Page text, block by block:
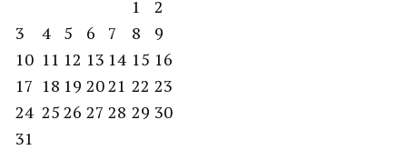
1
2
3
4 5 6 7 8
9
10 11 12 13 14 15 16
17 18 19 2021 22 23
24 25 26 27 28 29 30
31